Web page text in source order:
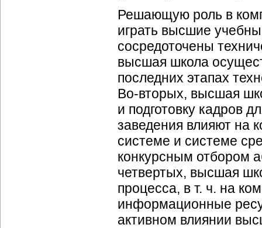
Решающую роль в
играть высшие
сосредоточены
высшая школа
последних этапах
Во-вторых, высшая
и подготовку кадров
заведения влияют на
системе и системе
конкурсным отбором
четвертых, высшая
процесса, в т. ч. на
информационные
активном влиянии